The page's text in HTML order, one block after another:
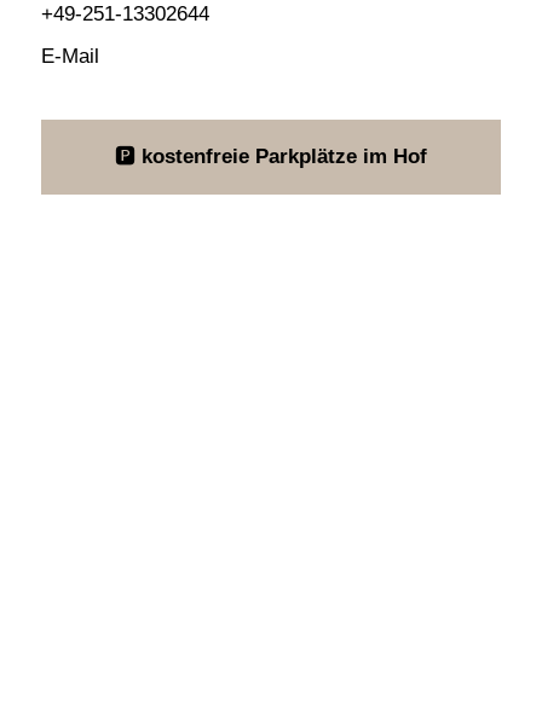
Kontakt
+49-251-13302644
E-Mail
🅿 kostenfreie Parkplätze im Hof